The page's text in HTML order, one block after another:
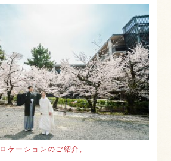
ロケーションのご紹介,